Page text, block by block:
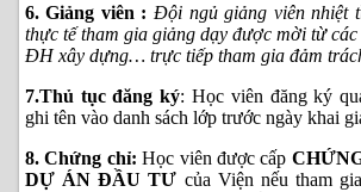
6. Giảng viên : Đội ngủ giảng viên nhiệt
thực tế tham gia giảng dạy được mời từ
ĐH xây dựng… trực tiếp tham gia đảm
7.Thủ tục đăng ký: Học viên đăng ký
ghi tên vào danh sách lớp trước ngày khai
8. Chứng chỉ:Học viên được cấp
DỰ ÁN ĐẦU TƯ của Viện nếu tham